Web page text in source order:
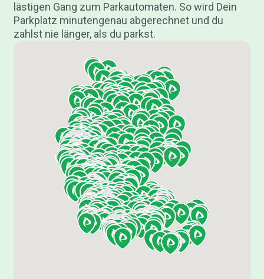
lästigen Gang zum Parkautomaten. So wird Dein
Parkplatz minutengenau abgerechnet und du
zahlst nie länger, als du parkst.